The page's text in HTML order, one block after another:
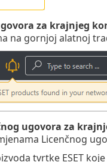
za krajnjeg
na gornjoj alatnoj
ugovora za
Licenčnog
tvrtke ESET